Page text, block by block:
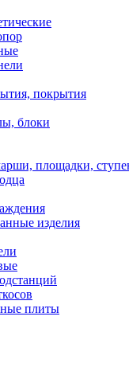
покрытия
блоки
площадки,
изделия
плиты